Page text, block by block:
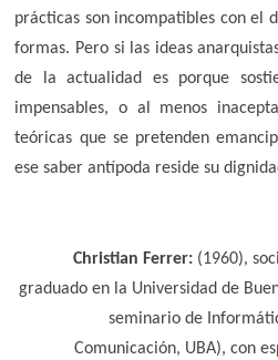
prácticas son incompatibles con el
formas. Pero si las ideas
de la actualidad es porque
impensables, o al menos
teóricas que se pretenden
ese saber antípoda reside su
Christian Ferrer: (1960),
graduado en la Universidad de
seminario de
Comunicación, UBA), con